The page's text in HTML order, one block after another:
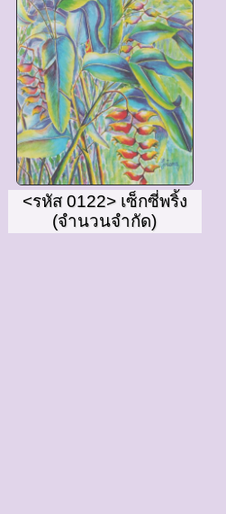
<รหัส 0122> เซ็กซี่พริ้ง
(จำนวนจำกัด)